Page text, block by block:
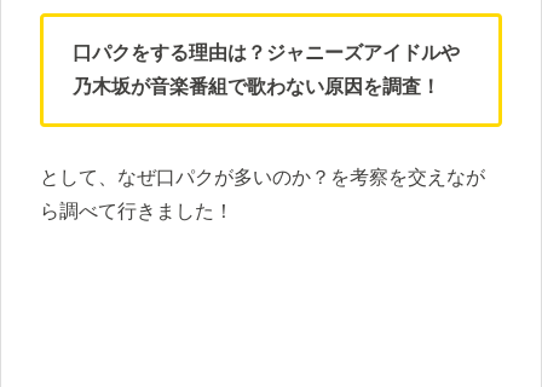
口パクをする理由は？ジャニーズアイドルや
乃木坂が音楽番組で歌わない原因を調査！
として、なぜ口パクが多いのか？を考察を交えなが
ら調べて行きました！